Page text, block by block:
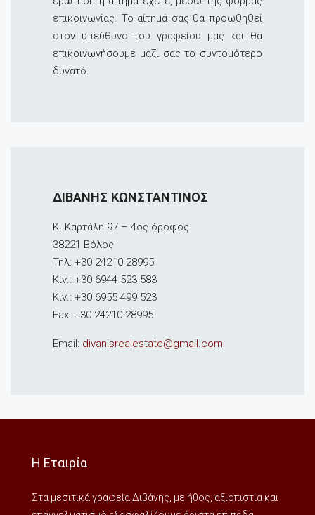
επικοινωνίας. Το αίτημά σας θα προωθηθεί
στον υπεύθυνο του γραφείου μας και θα
επικοινωνήσουμε μαζί σας το συντομότερο
δυνατό.
ΔΙΒΑΝΗΣ ΚΩΝΣΤΑΝΤΙΝΟΣ
Κ. Καρτάλη 97 – 4oς όροφος
38221 Βόλος
Τηλ: +30 24210 28995
Κιν.: +30 6944 523 583
Κιν.: +30 6955 499 523
Fax: +30 24210 28995
Email: divanisrealestate@gmail.com
Η Εταιρία
Στα μεσιτικά γραφεία Διβάνης, με ήθος, αξιοπιστία και